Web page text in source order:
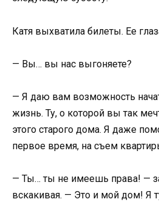
Катя выхватила билеты. Ее
— Вы… вы нас выгоняете?
— Я даю вам возможность
жизнь. Ту, о которой вы так
этого старого дома. Я даже
первое время, на съем
— Ты… ты не имеешь права! —
вскакивая. — Это и мой дом! Я